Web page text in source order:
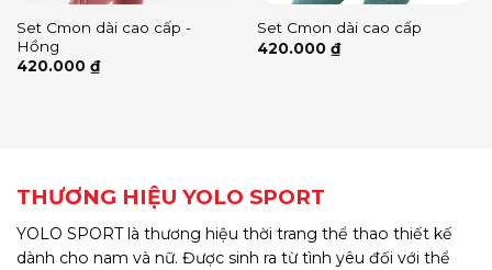
Set Cmon dài cao cấp -
Hồng
420.000 ₫
Set Cmon dài cao cấp
420.000 ₫
THƯƠNG HIỆU YOLO SPORT
YOLO SPORT là thương hiệu thời trang thể thao thiết kế
dành cho nam và nữ. Được sinh ra từ tình yêu đối với thể